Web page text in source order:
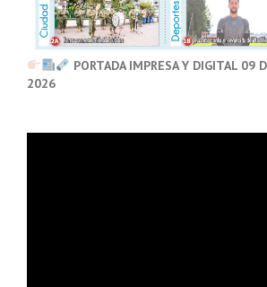
PORTADA IMPRESA Y DIGITAL 09
2026